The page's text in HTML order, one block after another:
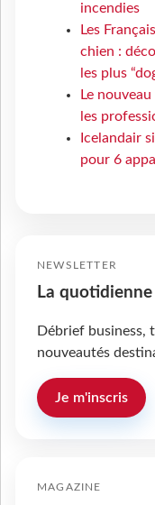
incendies
Les
chien :
les plus
Le
les
Icelandair
pour 6
NEWSLETTER
La
Débrief business,
nouveautés
Je m'inscris
MAGAZINE